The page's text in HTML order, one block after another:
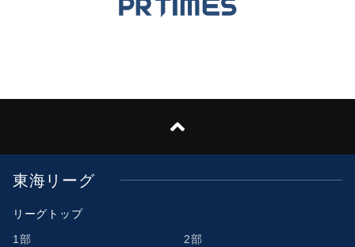
東海リーグ
リーグトップ
1部
2部